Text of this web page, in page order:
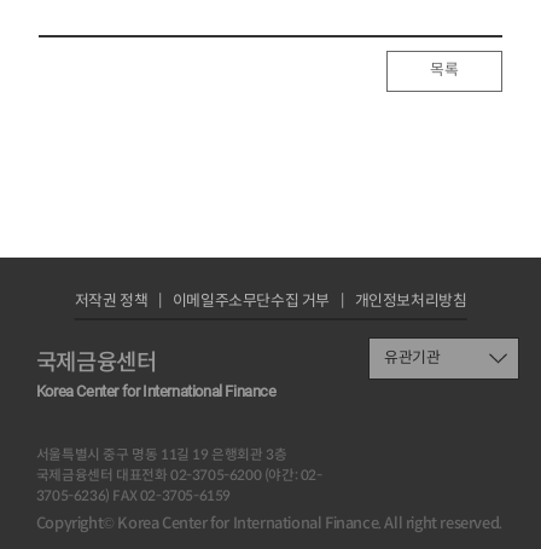
목록
국제금융센터
Korea Center for International Finance
서울특별시 중구 명동 11길 19 은행회관 3층
국제금융센터 대표전화 02-3705-6200 (야간: 02-
3705-6236) FAX 02-3705-6159
Copyright© Korea Center for International Finance. All right reserved.
저작권 정책 이메일주소무단수집 거부 개인정보처리방침
유관기관